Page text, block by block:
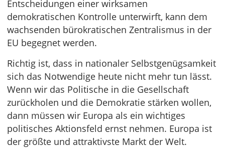
Entscheidungen einer wirksamen
demokratischen Kontrolle unterwirft, kann dem
wachsenden bürokratischen Zentralismus in der
EU begegnet werden.
Richtig ist, dass in nationaler Selbstgenügsamkeit
sich das Notwendige heute nicht mehr tun lässt.
Wenn wir das Politische in die Gesellschaft
zurückholen und die Demokratie stärken wollen,
dann müssen wir Europa als ein wichtiges
politisches Aktionsfeld ernst nehmen. Europa ist
der größte und attraktivste Markt der Welt.